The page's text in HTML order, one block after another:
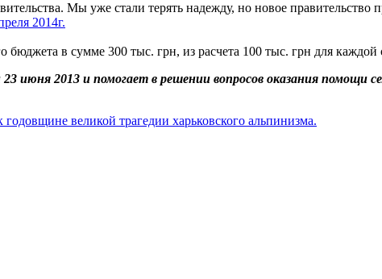
Мы уже стали терять надежду, но новое правительство
2014г.
бюджета в сумме 300 тыс. грн, из расчета 100 тыс. грн для каждой
июня 2013 и помогает в решении вопросов оказания помощи
годовщине великой трагедии харьковского альпинизма.